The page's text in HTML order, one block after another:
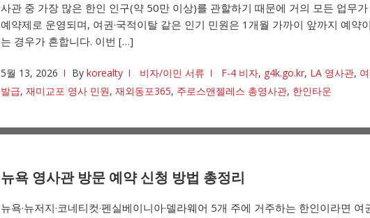
사관 중 가장 많은 한인 인구(약 50만 이상)를 관할하기 때문에 거의 모든 업무가
예약제로 운영되며, 여권·국적이탈 같은 인기 민원은 1개월 가까이 앞까지 예약
는 경우가 흔합니다. 이번 […]
5월 13, 2026 By korealty 비자/이민 서류 F-4 비자, g4k.go.kr, LA 영사관,
발급, 재미교포 영사 민원, 재외동포365, 주로스앤젤레스 총영사관, 한인타운
뉴욕 영사관 방문 예약 신청 방법 총정리
뉴욕·뉴저지·코네티컷·펜실베이니아·델라웨어 5개 주에 거주하는 한인이라면 여